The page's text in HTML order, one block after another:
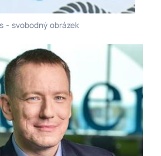
- svobodný obrázek